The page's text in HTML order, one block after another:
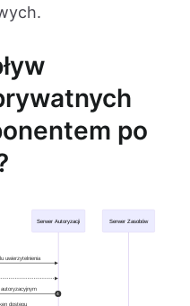
po